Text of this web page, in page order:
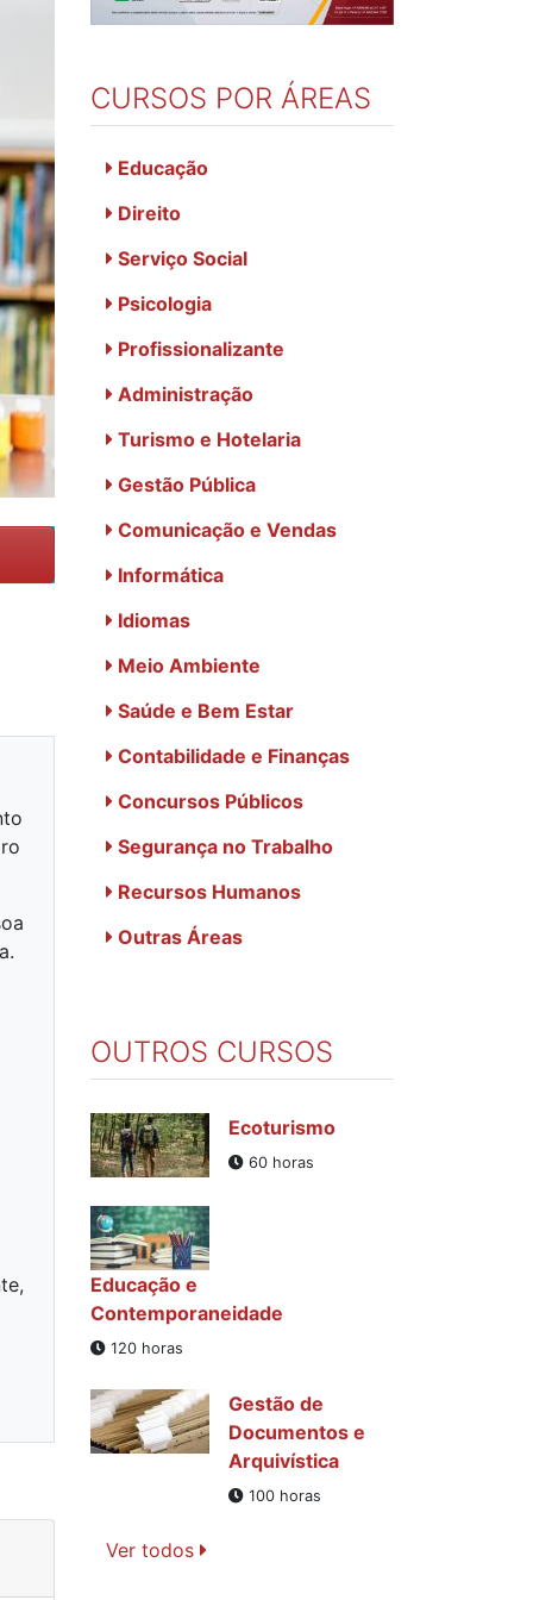
CURSOS POR ÁREAS
Educação
Direito
Serviço Social
Psicologia
Profissionalizante
Administração
Turismo e Hotelaria
Gestão Pública
Comunicação e Vendas
Informática
Idiomas
Meio Ambiente
Saúde e Bem Estar
Contabilidade e Finanças
Concursos Públicos
Segurança no Trabalho
Recursos Humanos
Outras Áreas
OUTROS CURSOS
Ecoturismo
60 horas
Educação e
Contemporaneidade
120 horas
Gestão de
Documentos e
Arquivística
100 horas
Ver todos